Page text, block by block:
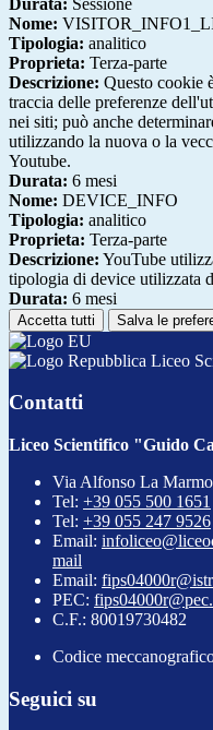
Nome:
Tipologia: analitico
Proprieta: Terza-parte
Descrizione: Questo cookie
traccia delle preferenze
nei siti; può anche
utilizzando la nuova o la
Youtube.
Durata: 6 mesi
Nome: DEVICE_INFO
Tipologia: analitico
Proprieta: Terza-parte
Descrizione: YouTube
tipologia di device utilizzata
Durata: 6 mesi
Accetta tutti Salva le
Liceo
Contatti
Liceo Scientifico "Guido
Via Alfonso La
Tel: +39 055 500 1651
Tel: +39 055 247 9526
Email:
mail
Email:
PEC:
C.F.: 80019730482
Codice
Seguici su